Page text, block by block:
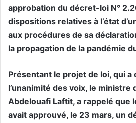
approbation du décret-loi N°
dispositions relatives à l’état
aux procédures de sa
la propagation de la pandémie
Présentant le projet de loi, qui a
l’unanimité des voix, le ministre
Abdelouafi Laftit, a rappelé que
avait approuvé, le 23 mars, un